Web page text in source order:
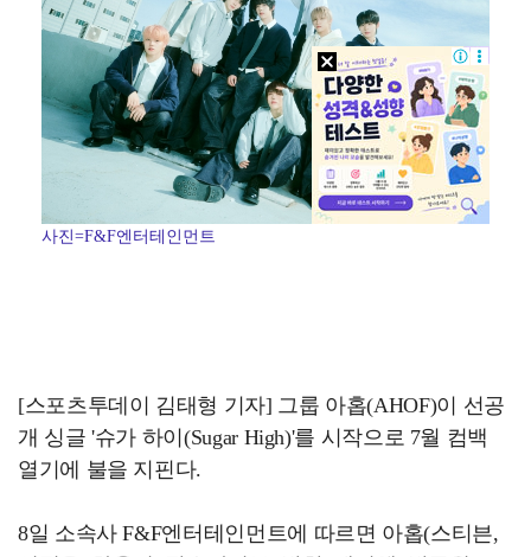
'첫 승 도전' 장은수 "우승 의식하기보다 내 플레이에…
'서명관·야고 연속골' 울산, 동해안 더비서 포항 제압…
사진=F&F엔터테인먼트
[스포츠투데이 김태형 기자] 그룹 아홉(AHOF)이 선공
개 싱글 '슈가 하이(Sugar High)'를 시작으로 7월 컴백
열기에 불을 지핀다.
8일 소속사 F&F엔터테인먼트에 따르면 아홉(스티븐,